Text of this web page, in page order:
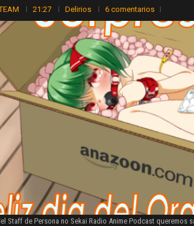
21:27 Delirios 6 comentarios
Staff de Persona no Sekai Radio Anime Podcast queremos